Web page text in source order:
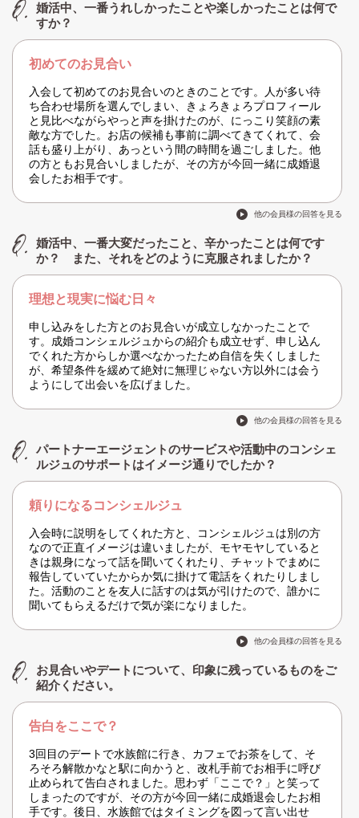
婚活中、一番うれしかったことや楽しかったことは何で
すか？
初めてのお見合い
入会して初めてのお見合いのときのことです。人が多い待
ち合わせ場所を選んでしまい、きょろきょろプロフィール
と見比べながらやっと声を掛けたのが、にっこり笑顔の素
敵な方でした。お店の候補も事前に調べてきてくれて、会
話も盛り上がり、あっという間の時間を過ごしました。他
の方ともお見合いしましたが、その方が今回一緒に成婚退
会したお相手です。
他の会員様の回答を見る
婚活中、一番大変だったこと、辛かったことは何です
か？ また、それをどのように克服されましたか？
理想と現実に悩む日々
申し込みをした方とのお見合いが成立しなかったことで
す。成婚コンシェルジュからの紹介も成立せず、申し込ん
でくれた方からしか選べなかったため自信を失くしました
が、希望条件を緩めて絶対に無理じゃない方以外には会う
ようにして出会いを広げました。
他の会員様の回答を見る
パートナーエージェントのサービスや活動中のコンシェ
ルジュのサポートはイメージ通りでしたか？
頼りになるコンシェルジュ
入会時に説明をしてくれた方と、コンシェルジュは別の方
なので正直イメージは違いましたが、モヤモヤしていると
きは親身になって話を聞いてくれたり、チャットでまめに
報告していていたからか気に掛けて電話をくれたりしまし
た。活動のことを友人に話すのは気が引けたので、誰かに
聞いてもらえるだけで気が楽になりました。
他の会員様の回答を見る
お見合いやデートについて、印象に残っているものをご
紹介ください。
告白をここで？
3回目のデートで水族館に行き、カフェでお茶をして、そ
ろそろ解散かなと駅に向かうと、改札手前でお相手に呼び
止められて告白されました。思わず「ここで？」と笑って
しまったのですが、その方が今回一緒に成婚退会したお相
手です。後日、水族館ではタイミングを図って言い出せ